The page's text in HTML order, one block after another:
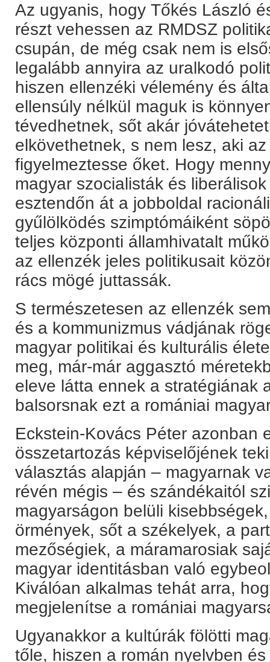
Az ugyanis, hogy Tőkés László
részt vehessen az RMDSZ
csupán, de még csak nem is
legalább annyira az uralkodó
hiszen ellenzéki vélemény és
ellensúly nélkül maguk is
tévedhetnek, sőt akár
elkövethetnek, s nem lesz, aki
figyelmeztesse őket. Hogy
magyar szocialisták és
esztendőn át a jobboldal
gyűlölködés szimptómáiként
teljes központi államhivatalt
az ellenzék jeles politikusait
rács mögé juttassák.
S természetesen az ellenzék
és a kommunizmus vádjának
magyar politikai és kulturális
meg, már-már aggasztó
eleve látta ennek a stratégiának
balsorsnak ezt a romániai
Eckstein-Kovács Péter azonban
összetartozás képviselőjének
választás alapján – magyarnak
révén mégis – és szándékaitól
magyarságon belüli
örmények, sőt a székelyek, a
mezőségiek, a máramarosiak
magyar identitásban való
Kiválóan alkalmas tehát arra,
megjelenítse a romániai
Ugyanakkor a kultúrák fölötti
tőle, hiszen a román nyelvben